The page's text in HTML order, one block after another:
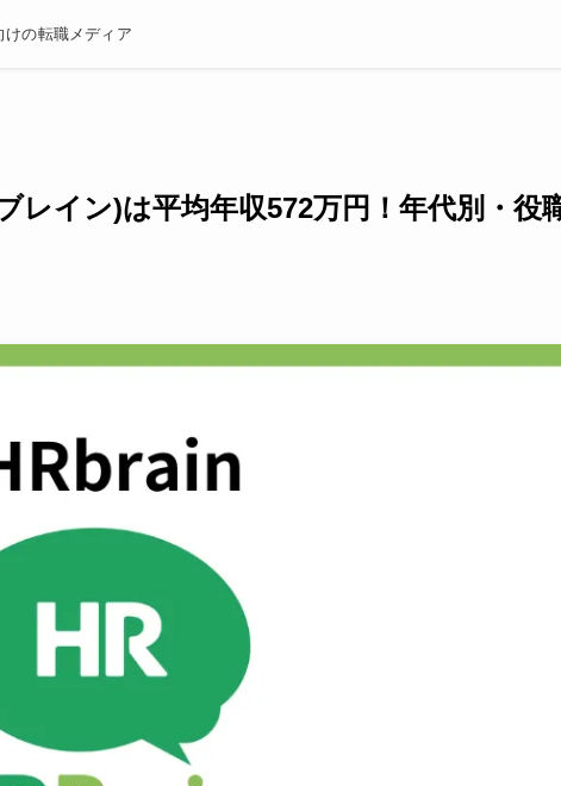
けの転職メディア
レイン)は平均年収572万円！年代別・役